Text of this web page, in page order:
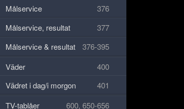
Målservice
376
Målservice, resultat
377
Målservice & resultat
376-395
Väder
400
Vädret i dag/i morgon
401
TV-tablåer
600, 650-656